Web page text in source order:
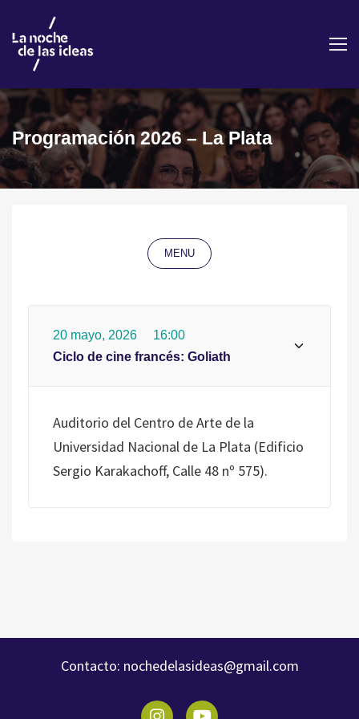
Programación 2026 – La Plata
MENU
20 mayo, 2026
16:00
Ciclo de cine francés: Goliath
Auditorio del Centro de Arte de la
Universidad Nacional de La Plata (Edificio
Sergio Karakachoff, Calle 48 nº 575).
Contacto: nochedelasideas@gmail.com